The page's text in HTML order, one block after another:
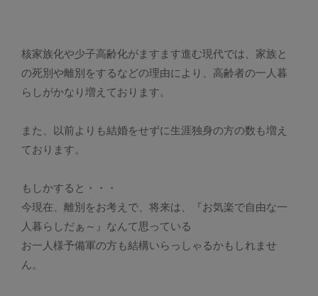
核家族化や少子高齢化がますます進む現代では、家族と
の死別や離別をするなどの理由により、高齢者の一人暮
らしがかなり増えております。
また、以前よりも結婚をせずに生涯独身の方の数も増え
ております。
もしかすると・・・
今現在、離別をお考えで、将来は、『お気楽で自由な一
人暮らしだぁ～』なんて思っている
お一人様予備軍の方も結構いらっしゃるかもしれませ
ん。